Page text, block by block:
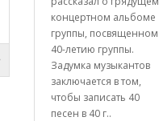
концертном альбоме
группы, посвященном
40-летию группы.
Задумка музыкантов
заключается в том,
чтобы записать 40
песен в 40 г..